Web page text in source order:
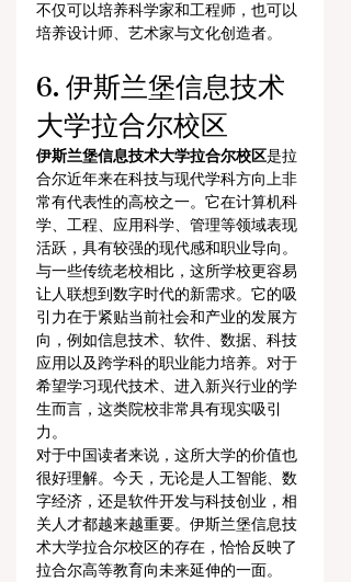
不仅可以培养科学家和工程师，也可以
培养设计师、艺术家与文化创造者。
6. 伊斯兰堡信息技术
大学拉合尔校区
伊斯兰堡信息技术大学拉合尔校区是拉
合尔近年来在科技与现代学科方向上非
常有代表性的高校之一。它在计算机科
学、工程、应用科学、管理等领域表现
活跃，具有较强的现代感和职业导向。
与一些传统老校相比，这所学校更容易
让人联想到数字时代的新需求。它的吸
引力在于紧贴当前社会和产业的发展方
向，例如信息技术、软件、数据、科技
应用以及跨学科的职业能力培养。对于
希望学习现代技术、进入新兴行业的学
生而言，这类院校非常具有现实吸引
力。
对于中国读者来说，这所大学的价值也
很好理解。今天，无论是人工智能、数
字经济，还是软件开发与科技创业，相
关人才都越来越重要。伊斯兰堡信息技
术大学拉合尔校区的存在，恰恰反映了
拉合尔高等教育向未来延伸的一面。